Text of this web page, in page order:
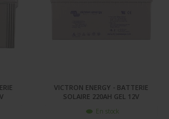
VICTRON ENERGY - BATTERIE
SOLAIRE 220AH GEL 12V
En stock